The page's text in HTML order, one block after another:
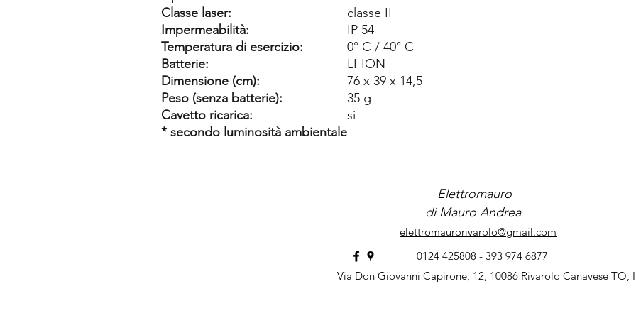
Classe laser:
classe II
Impermeabilità:
IP 54
Temperatura di esercizio:
0° C / 40° C
Batterie:
LI-ION
Dimensione (cm):
76 x 39 x 14,5
Peso (senza batterie):
35 g
Cavetto ricarica:
si
* secondo luminosità ambientale
Elettromauro
di Mauro Andrea
elettromaurorivarolo@gmail.com
0124 425808- 393 974 6877
Via Don Giovanni Capirone, 12, 10086 Rivarolo Canavese TO,